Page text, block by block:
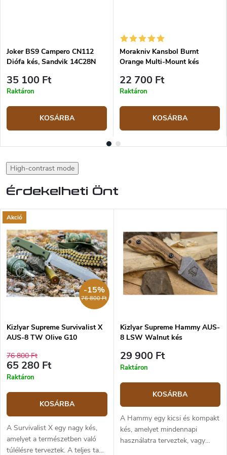
Joker BS9 Campero CN112
Diófa kés, Sandvik 14C28N
35 100 Ft
Raktáron
KOSÁRBA
Morakniv Kansbol Burnt
Orange Multi-Mount kés
22 700 Ft
Raktáron
KOSÁRBA
High-contrast mode
Érdekelheti Önt
Akció
76 800 Ft
-15%
Kizlyar Supreme Survivalist X
AUS-8 TW Olive G10
76 800 Ft
65 280 Ft
Raktáron
KOSÁRBA
A Survivalist X egy nagy kés,
amelyet a természetben való
túlélésre terveztek. A teljes tang
Kizlyar Supreme Hammy AUS-
8 LSW Walnut kés
29 900 Ft
Raktáron
KOSÁRBA
A Hammy egy kicsi és kompakt
kés, amelyet mindennapi
használatra terveztek, vagy